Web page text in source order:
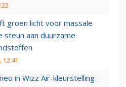
groen licht voor massale
steun aan duurzame
12:41
in Wizz Air-kleurstelling